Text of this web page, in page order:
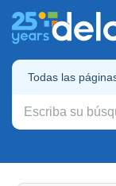
Todas las